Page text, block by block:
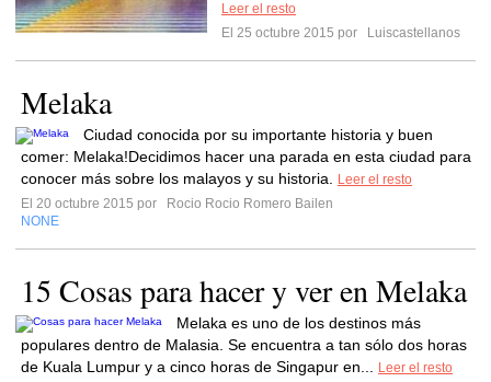
Leer el resto
El 25 octubre 2015 por
Luiscastellanos
Melaka
Ciudad conocida por su importante historia y buen
comer: Melaka!Decidimos hacer una parada en esta ciudad para
conocer más sobre los malayos y su historia.
Leer el resto
El 20 octubre 2015 por
Rocio Rocio Romero Bailen
NONE
15 Cosas para hacer y ver en Melaka
Melaka es uno de los destinos más
populares dentro de Malasia. Se encuentra a tan sólo dos horas
de Kuala Lumpur y a cinco horas de Singapur en...
Leer el resto